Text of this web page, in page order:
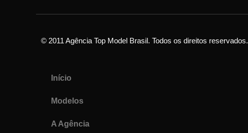
© 2011 Agência Top Model Brasil. Todos os direitos reservados.
Início
Modelos
A Agência